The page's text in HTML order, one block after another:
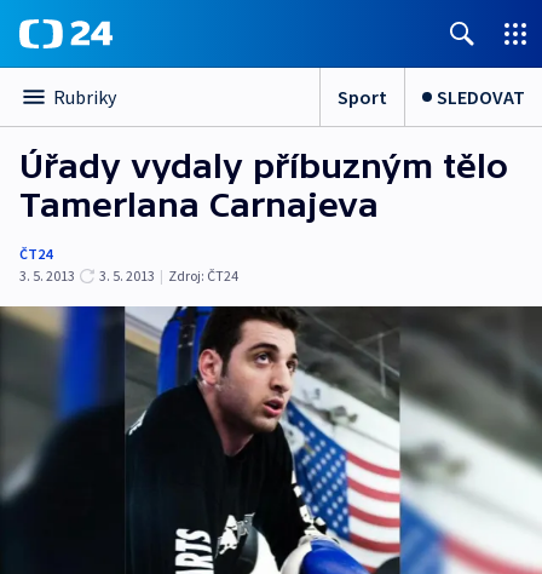
Rubriky Sport SLEDOVAT
Úřady vydaly příbuzným tělo
Tamerlana Carnajeva
ČT24
3. 5. 2013
3. 5. 2013 | Zdroj: ČT24